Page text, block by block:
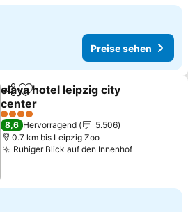
Preise sehen
TeilenZu Favoriten hinzufügen
elaya hotel leipzig city
center
Preise sehen
4 Sterne
8,6 Hervorragend
5.506
0.7 km bis Leipzig Zoo
Ruhiger Blick auf den InnenhofPreise